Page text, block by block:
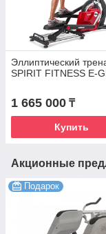
Эллиптический
SPIRIT FITNESS E-
1 665 000 ₸
Купить
Акционные
Подарок